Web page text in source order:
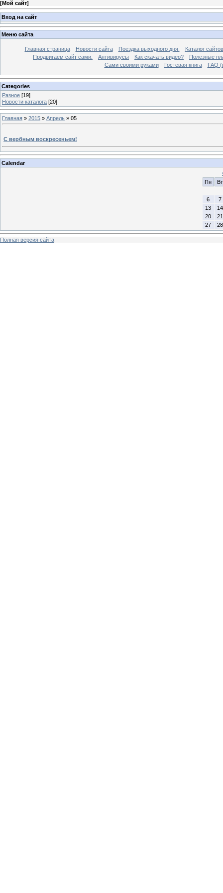
[Мой сайт]
Вход на сайт
Меню сайта
Главная страница Новости сайта Поездка выходного дня.
Каталог сайтов
Продвигаем сайт сами.
Антивирусы Как скачать видео?
Полезные
Сами своими руками
Гостевая книга FAQ
Categories
Разное [19]
Новости каталога [20]
Главная » 2015 » Апрель » 05
С вербным воскресеньем!
Calendar
Пн
Вт
6
7
13
14
20
21
27
28
Полная версия сайта